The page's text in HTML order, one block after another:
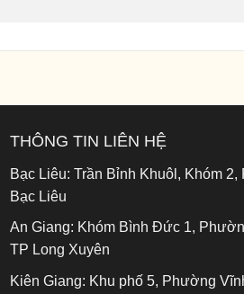
THÔNG TIN LIÊN HỆ
Bạc Liêu: Trần Bỉnh Khuôl, Khóm
Bạc Liêu
An Giang: Khóm Bình Đức 1,
TP Long Xuyên
Kiên Giang: Khu phố 5, Phường